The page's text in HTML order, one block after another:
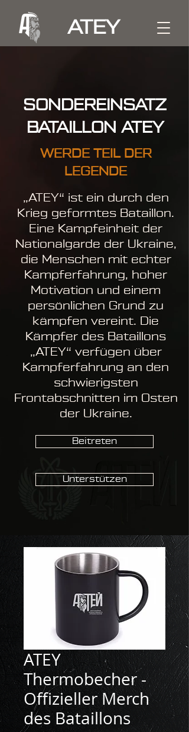
SONDEREINSATZ
BATAILLON ATEY
WERDE TEIL DER
LEGENDE
„ATEY“ ist ein durch den
Krieg geformtes Bataillon.
Eine Kampfeinheit der
Nationalgarde der Ukraine,
die Menschen mit echter
Kampferfahrung, hoher
Motivation und einem
persönlichen Grund zu
kämpfen vereint. Die
Kämpfer des Bataillons
„ATEY“ verfügen über
Kampferfahrung an den
schwierigsten
Frontabschnitten im Osten
der Ukraine.
Beitreten
Unterstützen
ATEY
ATEY
Thermobecher -
Offizieller Merch
des Bataillons